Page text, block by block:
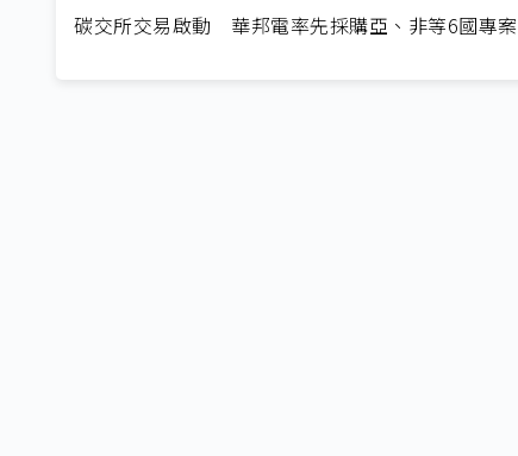
碳交所交易啟動 華邦電率先採購亞、非等6國專案